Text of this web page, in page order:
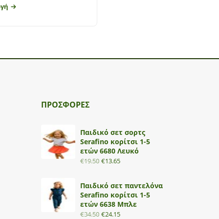
ΠΡΟΣΦΟΡΕΣ
Παιδικό σετ σορτς
Serafino κορίτσι 1-5
ετών 6680 Λευκό
€19.50 €13.65
Παιδικό σετ παντελόνα
Serafino κορίτσι 1-5
ετών 6638 Μπλε
€34.50 €24.15